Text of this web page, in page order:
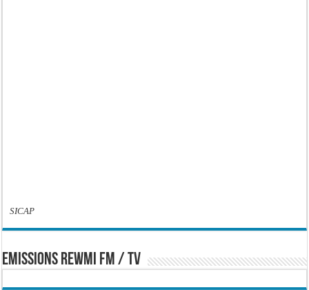
SICAP
EMISSIONS REWMI FM / TV